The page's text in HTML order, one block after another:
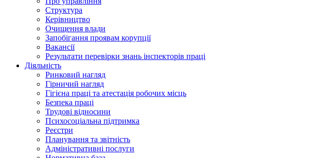
Структура
Керівництво
Очищення влади
Запобігання проявам корупції
Вакансії
Результати перевірки знань інспекторів праці
Діяльність
Ринковий нагляд
Гірничий нагляд
Гігієна праці та атестація робочих місць
Безпека праці
Трудові відносини
Психосоціальна підтримка
Реєстри
Планування та звітність
Адміністративні послуги